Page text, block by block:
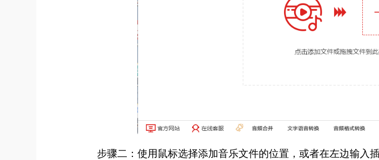
步骤二：使用鼠标选择添加音乐文件的位置，或者在左边输入